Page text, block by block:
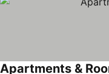
Apartments &